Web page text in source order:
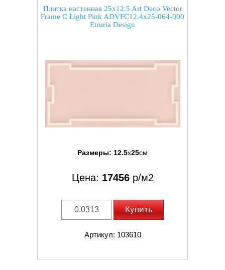
Плитка настенная 25x12.5 Art Deco Vector
Frame C Light Pink ADVFC12.4x25-064-000
Etruria Design
Размеры: 12.5x25см
Цена: 17456р/м2
Купить
Артикул: 103610